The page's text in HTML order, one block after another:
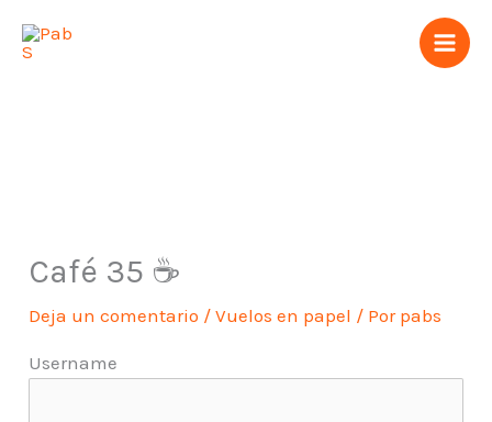
Café 35 ☕️
Deja un comentario /Vuelos en papel / Por pabs
Username